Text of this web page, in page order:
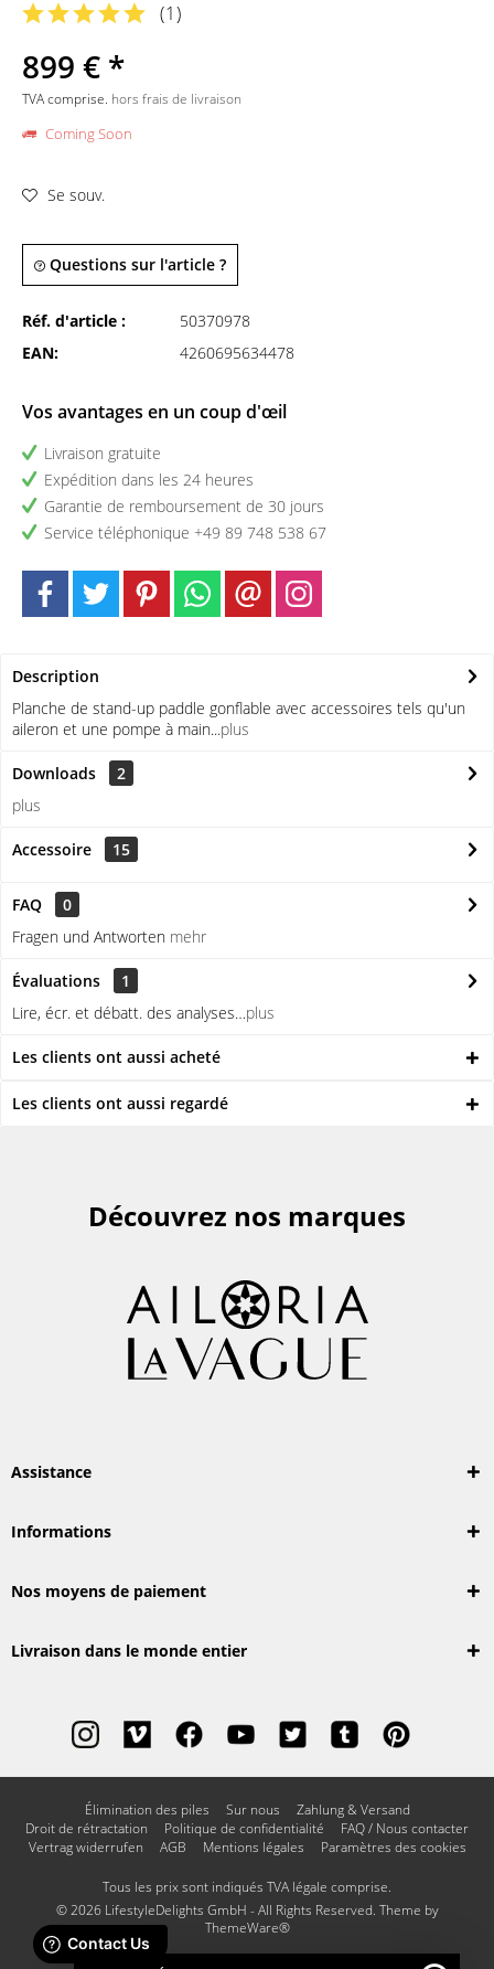
(1)
899 € *
TVA comprise. hors frais de livraison
Coming Soon
Se souv.
Questions sur l'article ?
Réf. d'article :
50370978
EAN:
4260695634478
Vos avantages en un coup d'œil
Livraison gratuite
Expédition dans les 24 heures
Garantie de remboursement de 30 jours
Service téléphonique +49 89 748 538 67
Description
Planche de stand-up paddle gonflable avec accessoires tels qu'un
aileron et une pompe à main...plus
Downloads
2
plus
Accessoire 15
FAQ
0
Fragen und Antworten mehr
Évaluations
1
Lire, écr. et débatt. des analyses…plus
Les clients ont aussi acheté
Les clients ont aussi regardé
Découvrez nos marques
Assistance
Informations
Nos moyens de paiement
Livraison dans le monde entier
Élimination des piles Sur nous
Zahlung & Versand
Droit de rétractation
Politique de confidentialité
FAQ / Nous contacter
Vertrag widerrufen
AGB Mentions légales Paramètres des cookies
Tous les prix sont indiqués TVA légale comprise.
© 2026 LifestyleDelights GmbH - All Rights Reserved. Theme by
ThemeWare®